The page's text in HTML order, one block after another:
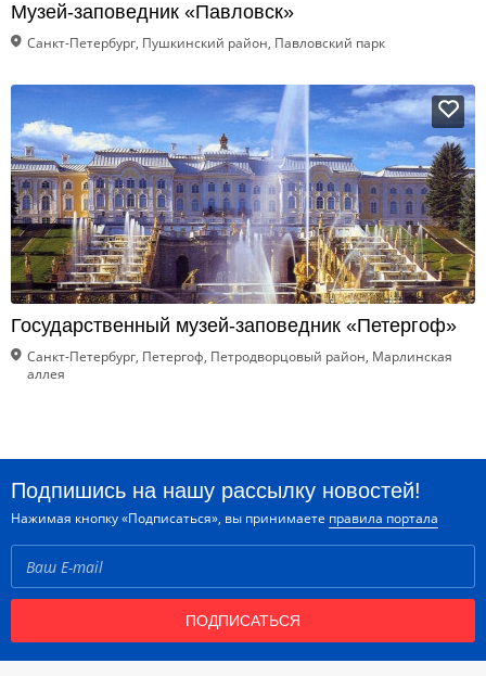
Музей-заповедник «Павловск»
Санкт-Петербург, Пушкинский район, Павловский парк
Государственный музей-заповедник «Петергоф»
Санкт-Петербург, Петергоф, Петродворцовый район, Марлинская
аллея
Подпишись на нашу рассылку новостей!
Нажимая кнопку «Подписаться», вы принимаете правила портала
ПОДПИСАТЬСЯ